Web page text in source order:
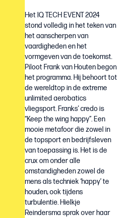
Het IQ TECH EVENT 2024
stond volledig in het teken van
het aanscherpen van
vaardigheden en het
vormgeven van de toekomst.
Piloot Frank van Houten begon
het programma. Hij behoort tot
de wereldtop in de extreme
unlimited aerobatics
vliegsport. Franks’ credo is
“Keep the wing happy”. Een
mooie metafoor die zowel in
de topsport en bedrijfsleven
van toepassing is. Het is de
crux om onder alle
omstandigheden zowel de
mens als techniek ‘happy’ te
houden, ook tijdens
turbulentie. Hielkje
Reindersma sprak over haar